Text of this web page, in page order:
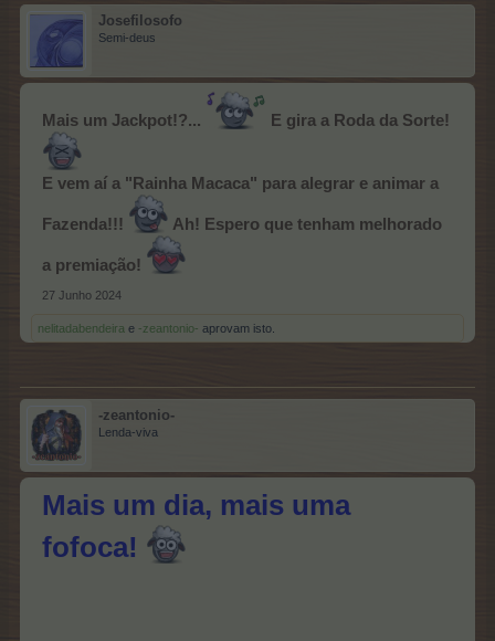
Josefilosofo
Semi-deus
Mais um Jackpot!?... E gira a Roda da Sorte!
E vem aí a "Rainha Macaca" para alegrar e animar a
Fazenda!!! Ah! Espero que tenham melhorado
a premiação!
27 Junho 2024
nelitadabendeira e -zeantonio- aprovam isto.
-zeantonio-
Lenda-viva
Mais um dia, mais uma
fofoca!